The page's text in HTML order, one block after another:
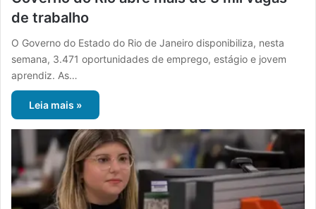
de trabalho
O Governo do Estado do Rio de Janeiro disponibiliza, nesta
semana, 3.471 oportunidades de emprego, estágio e jovem
aprendiz. As…
Leia mais »